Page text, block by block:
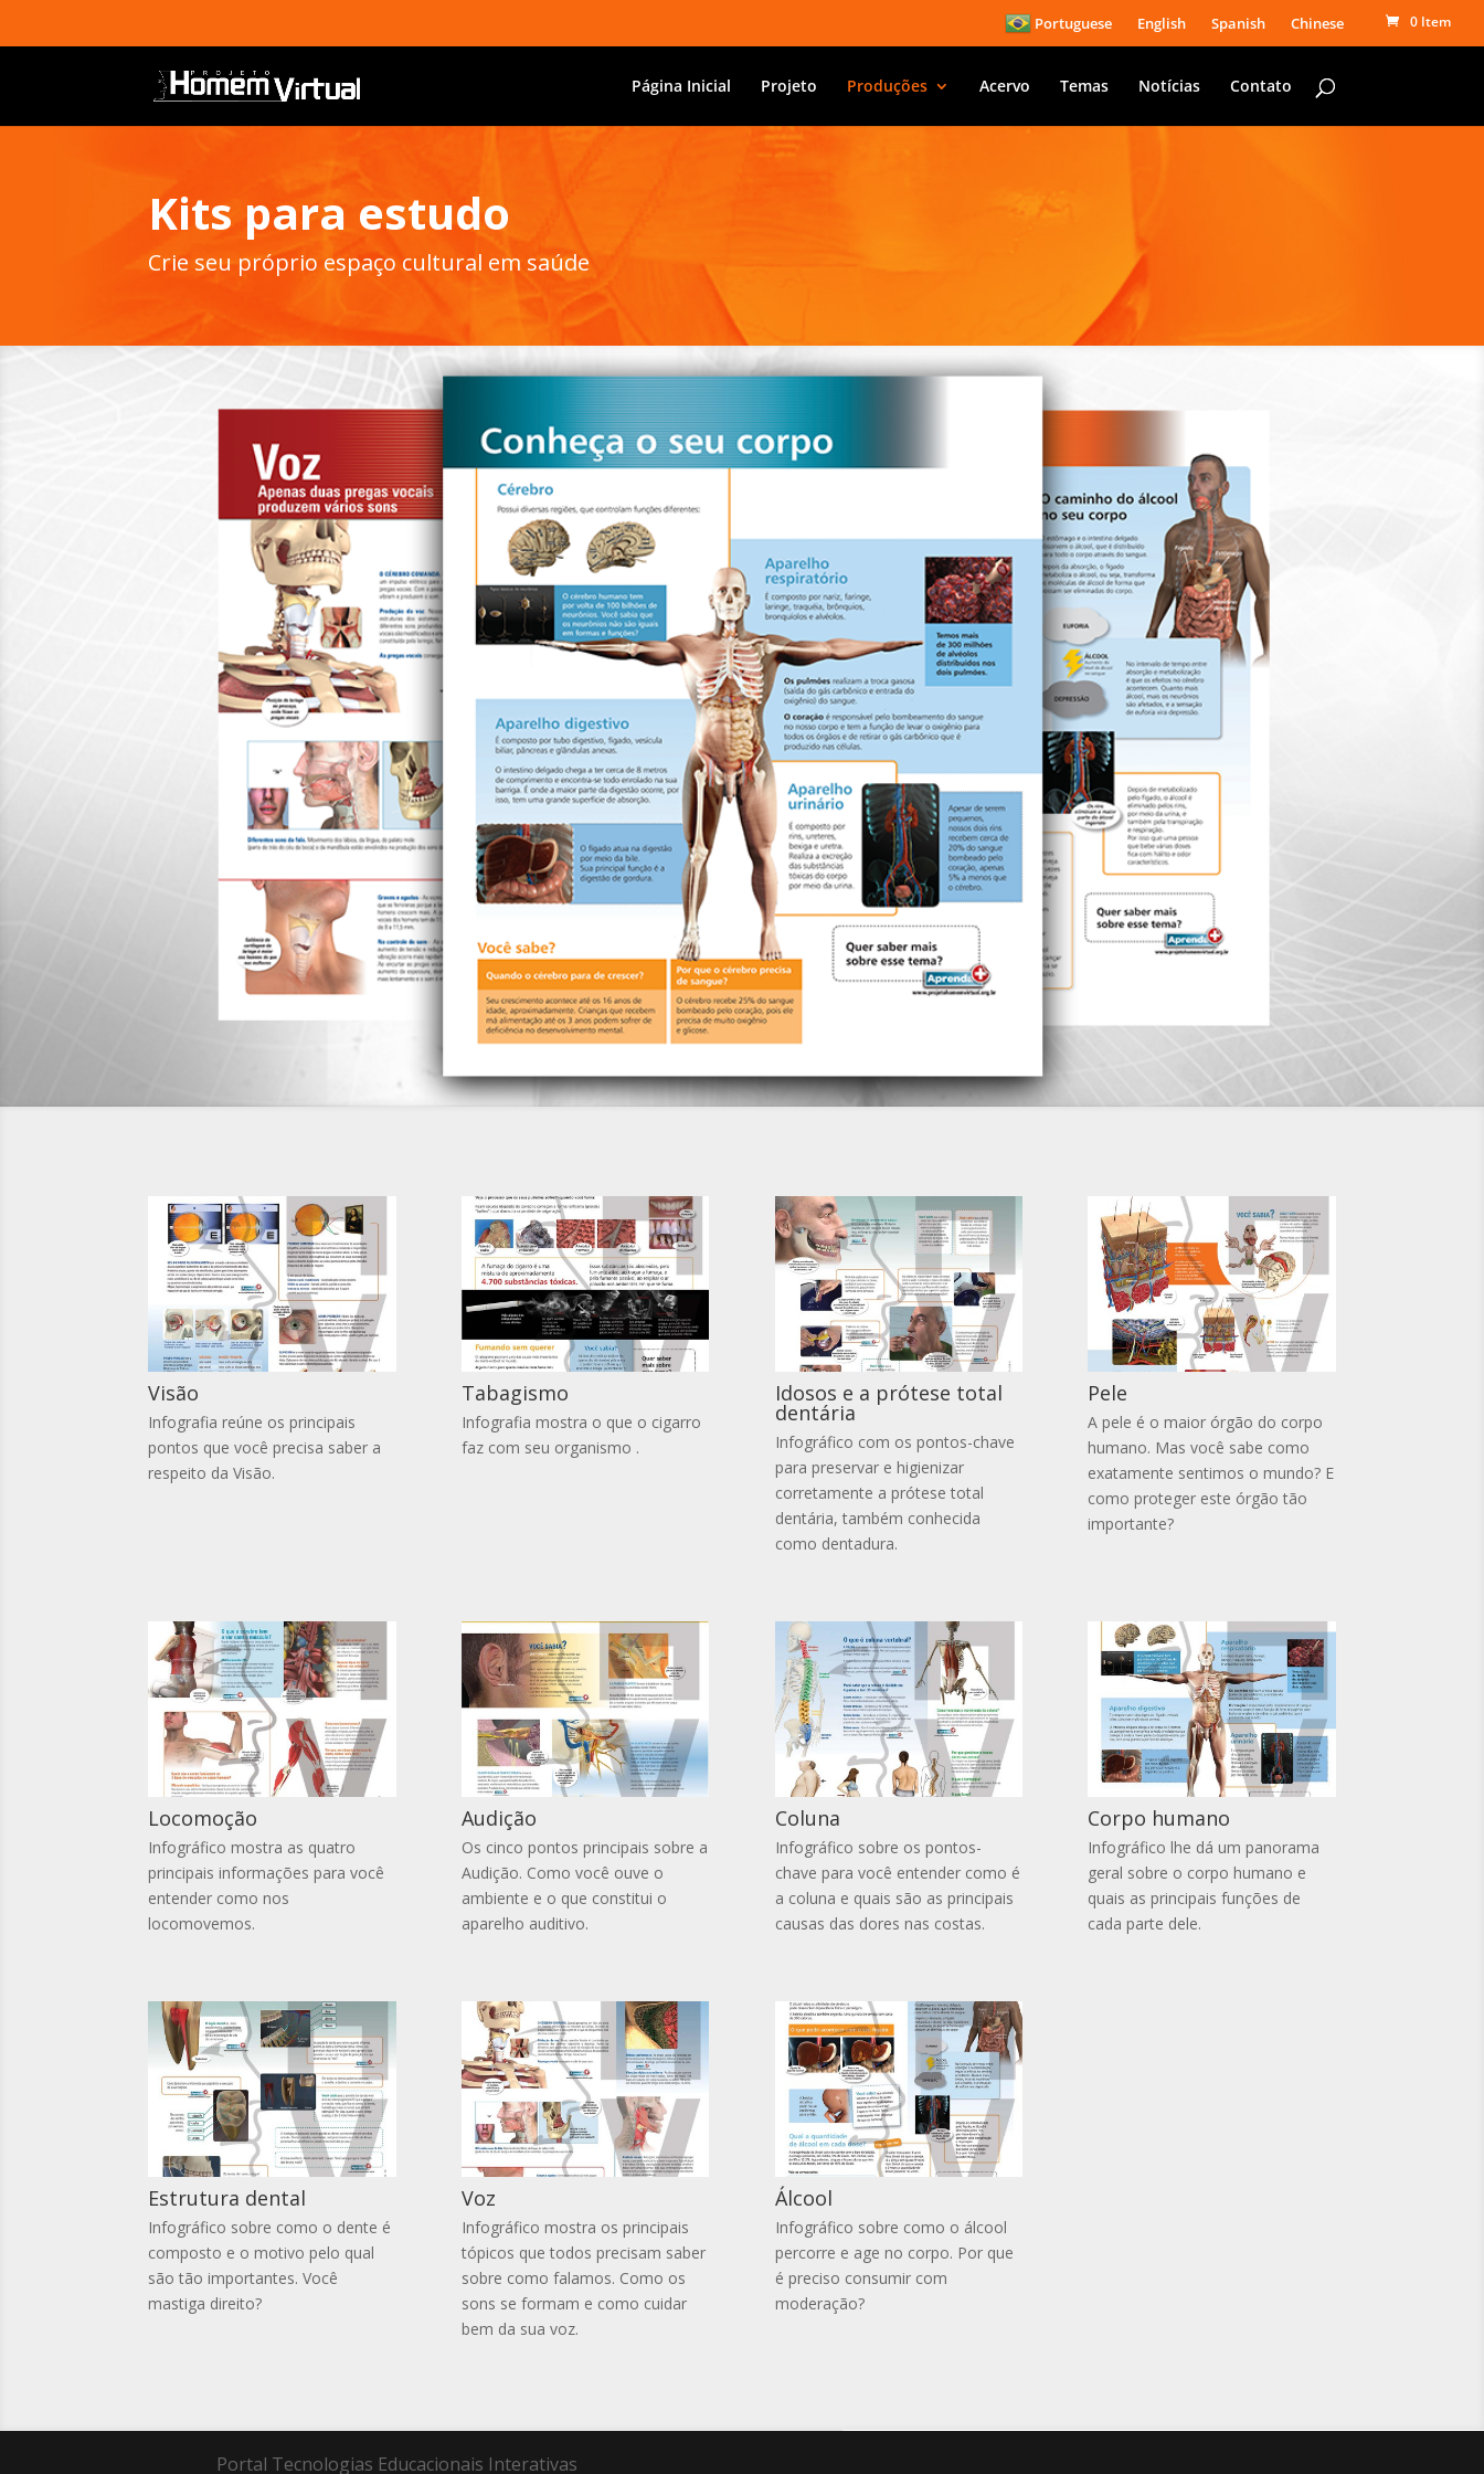
Portuguese English Spanish Chinese 0 Item
Página Inicial Projeto Produções Acervo Temas Notícias Contato
Kits para estudo
Crie seu próprio espaço cultural em saúde
Visão
Infografia reúne os principais
pontos que você precisa saber a
respeito da Visão.
Tabagismo
Infografia mostra o que o cigarro
faz com seu organismo .
Idosos e a prótese total
dentária
Infográfico com os pontos-chave
para preservar e higienizar
corretamente a prótese total
dentária, também conhecida
como dentadura.
Pele
A pele é o maior órgão do corpo
humano. Mas você sabe como
exatamente sentimos o mundo? E
como proteger este órgão tão
importante?
Locomoção
Infográfico mostra as quatro
principais informações para você
entender como nos
locomovemos.
Audição
Os cinco pontos principais sobre a
Audição. Como você ouve o
ambiente e o que constitui o
aparelho auditivo.
Coluna
Infográfico sobre os pontos-
chave para você entender como é
a coluna e quais são as principais
causas das dores nas costas.
Corpo humano
Infográfico lhe dá um panorama
geral sobre o corpo humano e
quais as principais funções de
cada parte dele.
Estrutura dental
Infográfico sobre como o dente é
composto e o motivo pelo qual
são tão importantes. Você
mastiga direito?
Voz
Infográfico mostra os principais
tópicos que todos precisam saber
sobre como falamos. Como os
sons se formam e como cuidar
bem da sua voz.
Álcool
Infográfico sobre como o álcool
percorre e age no corpo. Por que
é preciso consumir com
moderação?
Portal Tecnologias Educacionais Interativas